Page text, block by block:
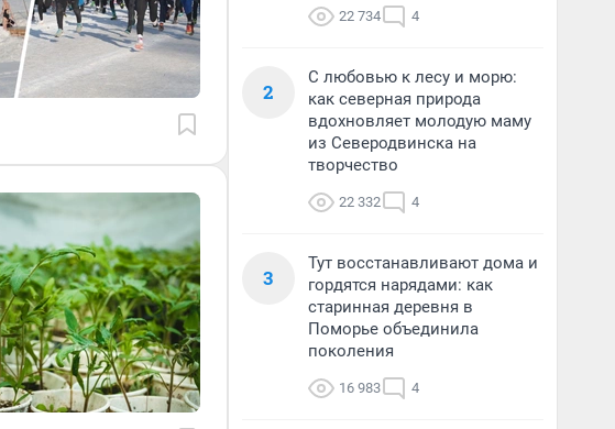
22 734 4
2
С любовью к лесу и морю:
как северная природа
вдохновляет молодую маму
из Северодвинска на
творчество
22 332 4
3
Тут восстанавливают дома и
гордятся нарядами: как
старинная деревня в
Поморье объединила
поколения
16 983 4